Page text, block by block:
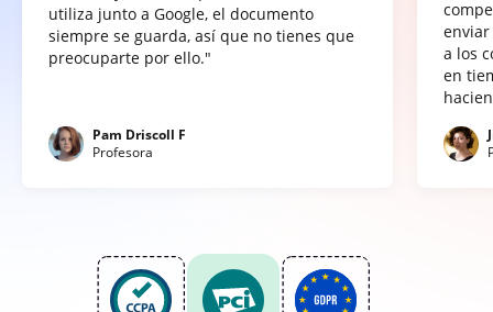
utiliza junto a Google, el documento
siempre se guarda, así que no tienes que
preocuparte por ello."
Pam Driscoll F
Profesora
a los
en